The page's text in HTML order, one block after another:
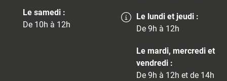
Le samedi :
De 10h à 12h
Le lundi et jeudi :
De 9h à 12h
Le mardi, mercredi et
vendredi :
De 9h à 12h et de 14h